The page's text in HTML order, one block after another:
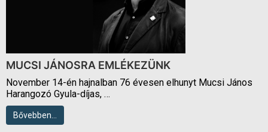
MUCSI JÁNOSRA EMLÉKEZÜNK
November 14-én hajnalban 76 évesen elhunyt Mucsi János
Harangozó Gyula-díjas, …
Bővebben…